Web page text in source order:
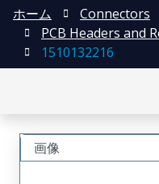
ホーム Connectors
PCB Headers and
1510132216
画像